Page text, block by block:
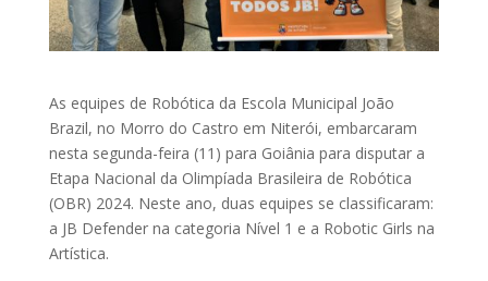
As equipes de Robótica da Escola Municipal João
Brazil, no Morro do Castro em Niterói, embarcaram
nesta segunda-feira (11) para Goiânia para disputar a
Etapa Nacional da Olimpíada Brasileira de Robótica
(OBR) 2024. Neste ano, duas equipes se classificaram:
a JB Defender na categoria Nível 1 e a Robotic Girls na
Artística.